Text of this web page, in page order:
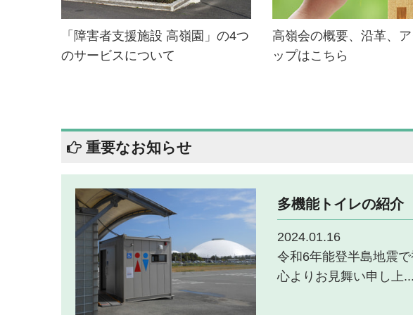
「障害者支援施設 高嶺園」の4つ
のサービスについて
高嶺会の概要、沿革、
ップはこちら
重要なお知らせ
多機能トイレの紹介
2024.01.16
令和6年能登半島地震
心よりお見舞い申し上...